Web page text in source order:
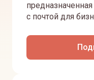
с почтой для